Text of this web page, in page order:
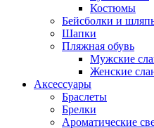
Костюмы
Бейсболки и
Шапки
Пляжная обувь
Мужские
Женские
Аксессуары
Браслеты
Брелки
Ароматические